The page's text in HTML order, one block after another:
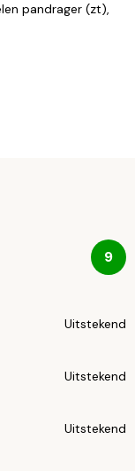
pandrager (zt),
9
Uitstekend
Uitstekend
Uitstekend